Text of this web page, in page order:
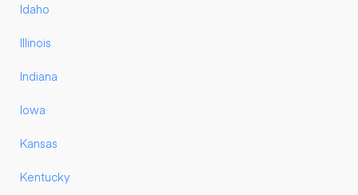
Idaho
Illinois
Indiana
Iowa
Kansas
Kentucky